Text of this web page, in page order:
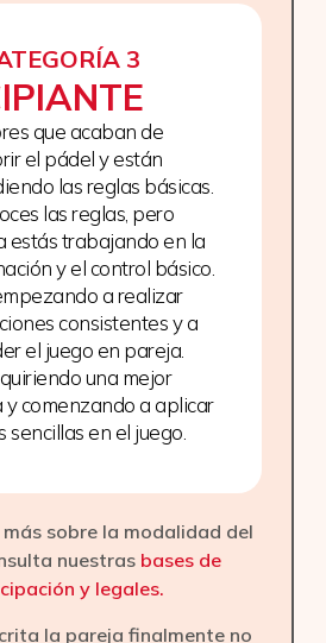
3
que acaban de
el pádel y están
las reglas básicas.
las reglas, pero
estás trabajando en la
y el control básico.
a realizar
consistentes y a
el juego en pareja.
una mejor
y comenzando a aplicar
sencillas en el juego.
más sobre la modalidad del
nuestras bases de
y legales.
la pareja finalmente no